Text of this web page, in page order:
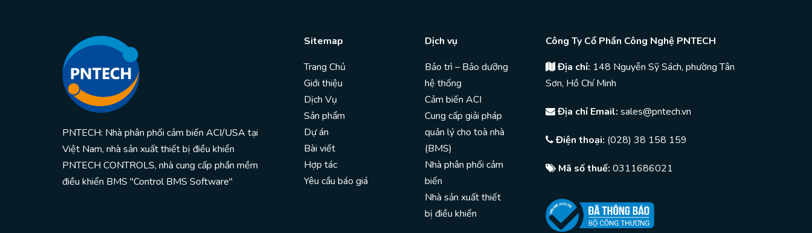
PNTECH: Nhà phân phối cảm biến ACI/USA tại
Việt Nam, nhà sản xuất thiết bị điều khiển
PNTECH CONTROLS, nhà cung cấp phần mềm
điều khiển BMS "Control BMS Software"
Sitemap
Trang Chủ
Giới thiệu
Dịch Vụ
Sản phẩm
Dự án
Bài viết
Hợp tác
Yêu cầu báo giá
Dịch vụ
Bảo trì – Bảo dưỡng
hệ thống
Cảm biến ACI
Cung cấp giải pháp
quản lý cho toà nhà
(BMS)
Nhà phân phối cảm
biến
Nhà sản xuất thiết
bị điều khiển
Công Ty Cổ Phần Công Nghệ PNTECH
Địa chỉ: 148 Nguyễn Sỹ Sách, phường Tân
Sơn, Hồ Chí Minh
Địa chỉ Email: sales@pntech.vn
Điện thoại: (028) 38 158 159
Mã số thuế: 0311686021